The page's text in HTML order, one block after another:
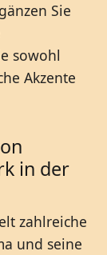
Sie
sowohl
Akzente
in der
zahlreiche
und seine